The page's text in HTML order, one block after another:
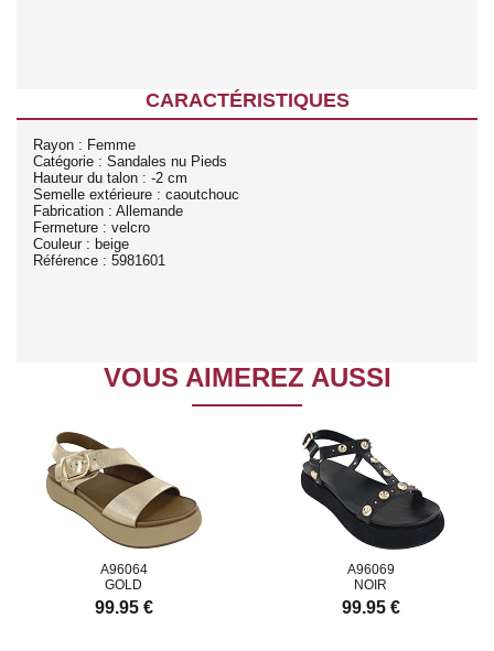
CARACTÉRISTIQUES
Rayon : Femme
Catégorie : Sandales nu Pieds
Hauteur du talon : -2 cm
Semelle extérieure : caoutchouc
Fabrication : Allemande
Fermeture : velcro
Couleur : beige
Référence : 5981601
VOUS AIMEREZ AUSSI
A96064
GOLD
99.95 €
A96069
NOIR
99.95 €